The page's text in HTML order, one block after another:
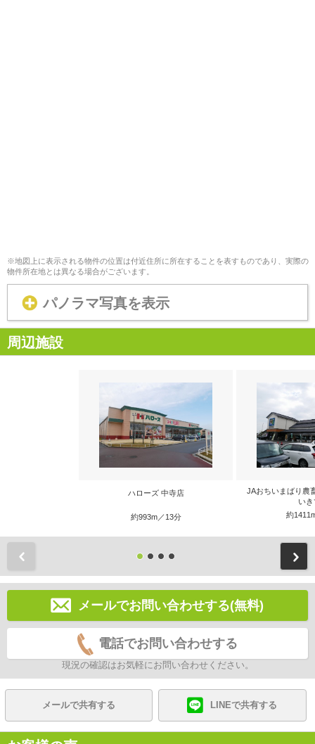
※地図上に表示される物件の位置は付近住所に所在することを表すものであり、実際の
物件所在地とは異なる場合がございます。
パノラマ写真を表示
周辺施設
ハローズ 中寺店
約993m／13分
JAおちいまばり農
い
約
メールでお問い合わせする(無料)
電話でお問い合わせする
現況の確認はお気軽にお問い合わせください。
メールで共有する LINEで共有する